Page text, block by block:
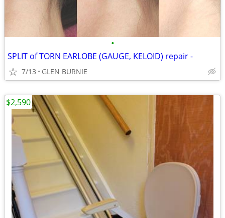
•
SPLIT of TORN EARLOBE (GAUGE, KELOID) repair -
7/13 GLEN BURNIE
$2,590